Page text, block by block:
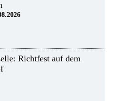
Richtfest auf dem